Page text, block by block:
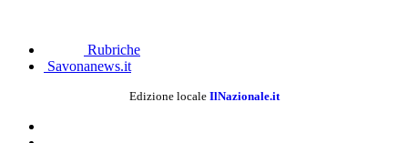
Rubriche
Savonanews.it
Edizione locale IlNazionale.it